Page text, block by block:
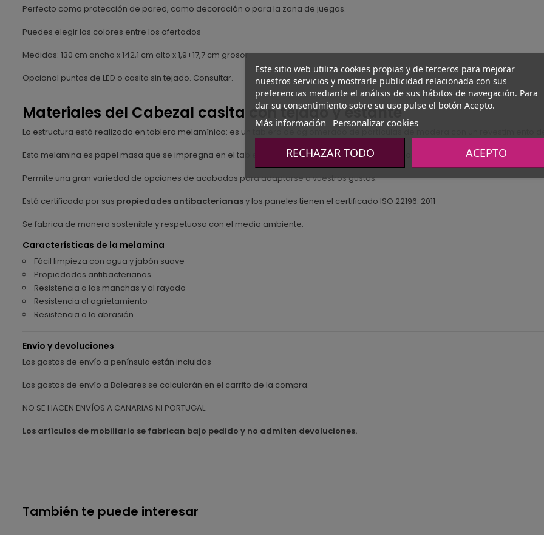
Perfecto como protección de pared, como decoración o para la zona de juegos.
Puedes elegir los colores entre los ofertados
Medidas: 130 cm ancho x 142,1 cm alto x 1,9+17,7 cm grosor
Opcional puntos de LED o casita sin tejado. Consultar.
Materiales del Cabezal casita con tejado y estante
La estructura está realizada en tablero melamínico: es un tablero de aglomerado de partículas de madera con un revestimiento
Esta melamina es papel masa que se impregna en el tablero lo que garantiza que el color permanezca inalterable a lo largo del
Permite una gran variedad de opciones de acabados para adaptarse a vuestros gustos.
Está certificada por sus propiedades antibacterianasy los paneles tienen el certificado ISO 22196: 2011
Se fabrica de manera sostenible y respetuosa con el medio ambiente.
Características de la melamina
Fácil limpieza con agua y jabón suave
Propiedades antibacterianas
Resistencia a las manchas y al rayado
Resistencia al agrietamiento
Resistencia a la abrasión
Envío y devoluciones
Los gastos de envío a península están incluidos
Los gastos de envío a Baleares se calcularán en el carrito de la compra.
NO SE HACEN ENVÍOS A CANARIAS NI PORTUGAL.
Los artículos de mobiliario se fabrican bajo pedido y no admiten devoluciones.
También te puede interesar
Este sitio web utiliza cookies propias y de terceros para mejorar
nuestros servicios y mostrarle publicidad relacionada con sus
preferencias mediante el análisis de sus hábitos de navegación. Para
dar su consentimiento sobre su uso pulse el botón Acepto.
Más información Personalizar cookies
RECHAZAR TODO ACEPTO